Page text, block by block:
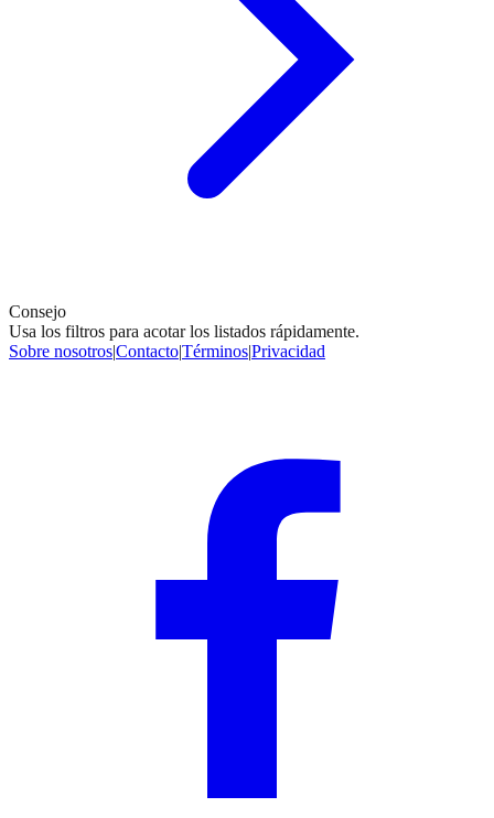
Consejo
Usa los filtros para acotar los listados rápidamente.
Sobre nosotros|Contacto|Términos|Privacidad